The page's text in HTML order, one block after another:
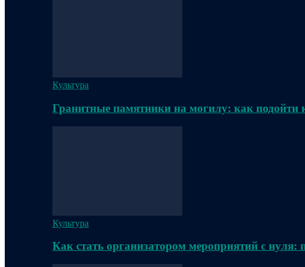
Культура
Гранитные памятники на могилу: как подойти
Культура
Как стать организатором мероприятий с